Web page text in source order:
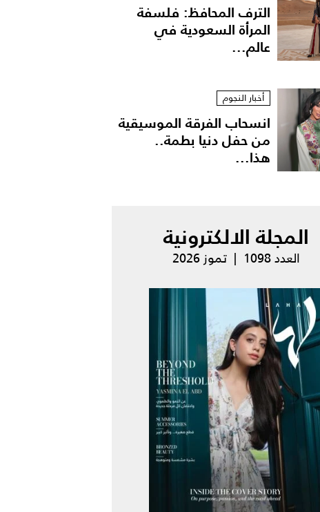
الترف المحافظ: فلسفة
المرأة السعودية في
عالم...
أخبار النجوم
انسحاب الفرقة الموسيقية
من حفل دنيا بطمة..
هذا...
المجلة الالكترونية
العدد 1098 | تموز 2026